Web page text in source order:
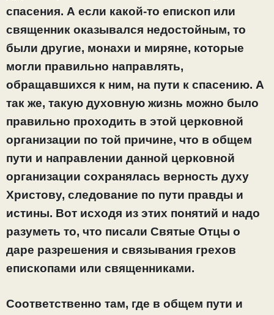
спасения. А если какой-то епископ или
священник оказывался недостойным, то
были другие, монахи и миряне, которые
могли правильно направлять,
обращавшихся к ним, на пути к спасению. А
так же, такую духовную жизнь можно было
правильно проходить в этой церковной
организации по той причине, что в общем
пути и направлении данной церковной
организации сохранялась верность духу
Христову, следование по пути правды и
истины. Вот исходя из этих понятий и надо
разуметь то, что писали Святые Отцы о
даре разрешения и связывания грехов
епископами или священниками.
Соответственно там, где в общем пути и